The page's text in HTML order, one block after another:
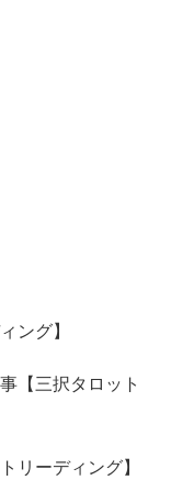
ング】
【三択タロット
リーディング】